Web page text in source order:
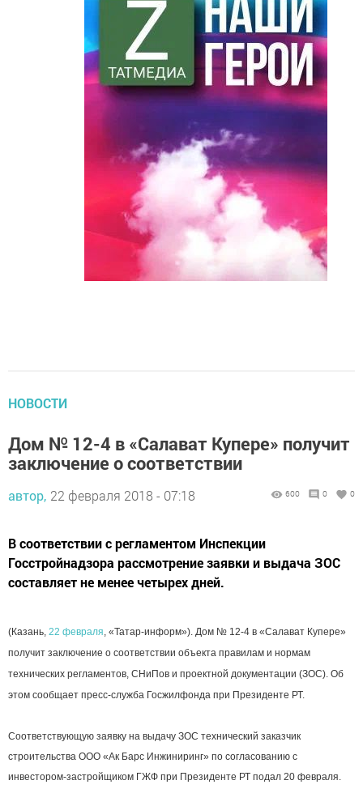
НОВОСТИ
Дом № 12-4 в «Салават Купере» получит
заключение о соответствии
автор, 22 февраля 2018 - 07:18 600 0 0
В соответствии с регламентом Инспекции
Госстройнадзора рассмотрение заявки и выдача ЗОС
составляет не менее четырех дней.
(Казань, 22 февраля, «Татар-информ»). Дом № 12-4 в «Салават Купере»
получит заключение о соответствии объекта правилам и нормам
технических регламентов, СНиПов и проектной документации (ЗОС). Об
этом сообщает пресс-служба Госжилфонда при Президенте РТ.
Соответствующую заявку на выдачу ЗОС технический заказчик
строительства ООО «Ак Барс Инжиниринг» по согласованию с
инвестором-застройщиком ГЖФ при Президенте РТ подал 20 февраля.